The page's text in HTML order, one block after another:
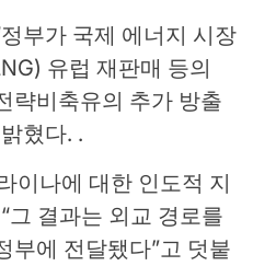
부가 국제 에너지 시장
유럽 재판매 등의
략비축유의 추가 방출
혔다. .
이나에 대한 인도적 지
그 결과는 외교 경로를
부에 전달됐다”고 덧붙